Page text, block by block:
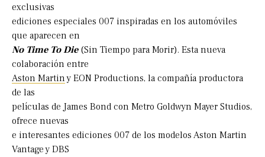
exclusivas
ediciones especiales 007 inspiradas en los automóviles
que aparecen en
No Time To Die(Sin Tiempo para Morir). Esta nueva
colaboración entre
Aston Martiny EON Productions, la compañía productora
de las
películas de James Bond con Metro Goldwyn Mayer Studios,
ofrece nuevas
e interesantes ediciones 007 de los modelos Aston Martin
Vantage y DBS